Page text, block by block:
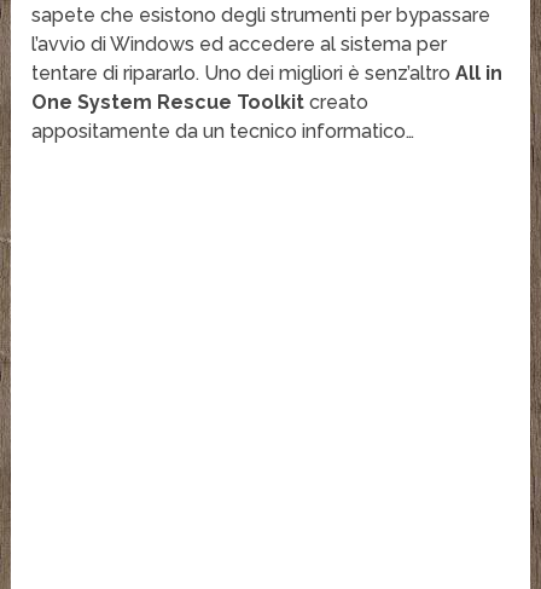
sapete che esistono degli strumenti per bypassare
l’avvio di Windows ed accedere al sistema per
tentare di ripararlo. Uno dei migliori è senz’altroAll in
One System Rescue Toolkit creato
appositamente da un tecnico informatico…